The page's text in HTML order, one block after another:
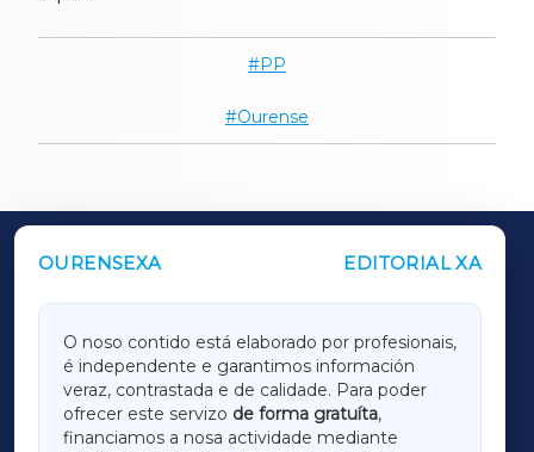
PP
Ourense
OURENSEXA EDITORIAL XA
O noso contido está elaborado por profesionais,
é independente e garantimos información
veraz, contrastada e de calidade. Para poder
ofrecer este servizo de forma gratuíta,
financiamos a nosa actividade mediante
OUTROS PERIÓDICOS
LUGOXA
TERRACHAXA